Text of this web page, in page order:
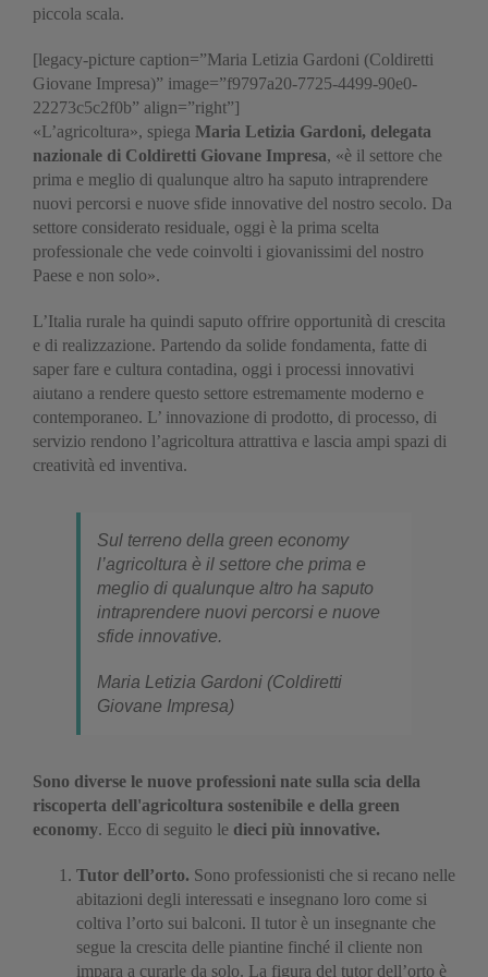
piccola scala.
[legacy-picture caption=”Maria Letizia Gardoni (Coldiretti
Giovane Impresa)” image=”f9797a20-7725-4499-90e0-
22273c5c2f0b” align=”right”]
«L’agricoltura», spiega Maria Letizia Gardoni, delegata
nazionale di Coldiretti Giovane Impresa, «è il settore che
prima e meglio di qualunque altro ha saputo intraprendere
nuovi percorsi e nuove sfide innovative del nostro secolo. Da
settore considerato residuale, oggi è la prima scelta
professionale che vede coinvolti i giovanissimi del nostro
Paese e non solo».
L’Italia rurale ha quindi saputo offrire opportunità di crescita
e di realizzazione. Partendo da solide fondamenta, fatte di
saper fare e cultura contadina, oggi i processi innovativi
aiutano a rendere questo settore estremamente moderno e
contemporaneo. L’ innovazione di prodotto, di processo, di
servizio rendono l’agricoltura attrattiva e lascia ampi spazi di
creatività ed inventiva.
Sul terreno della green economy
l’agricoltura è il settore che prima e
meglio di qualunque altro ha saputo
intraprendere nuovi percorsi e nuove
sfide innovative.
Maria Letizia Gardoni (Coldiretti
Giovane Impresa)
Sono diverse le nuove professioni nate sulla scia della
riscoperta dell'agricoltura sostenibile e della green
economy. Ecco di seguito le dieci più innovative.
Tutor dell’orto. Sono professionisti che si recano nelle
abitazioni degli interessati e insegnano loro come si
coltiva l’orto sui balconi. Il tutor è un insegnante che
segue la crescita delle piantine finché il cliente non
impara a curarle da solo. La figura del tutor dell’orto è